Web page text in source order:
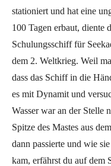
stationiert und hat eine
100 Tagen erbaut, diente
Schulungsschiff für
dem 2. Weltkrieg. Weil
dass das Schiff in die
es mit Dynamit und
Wasser war an der Stelle
Spitze des Mastes aus
dann passierte und wie
kam, erfährst du auf dem